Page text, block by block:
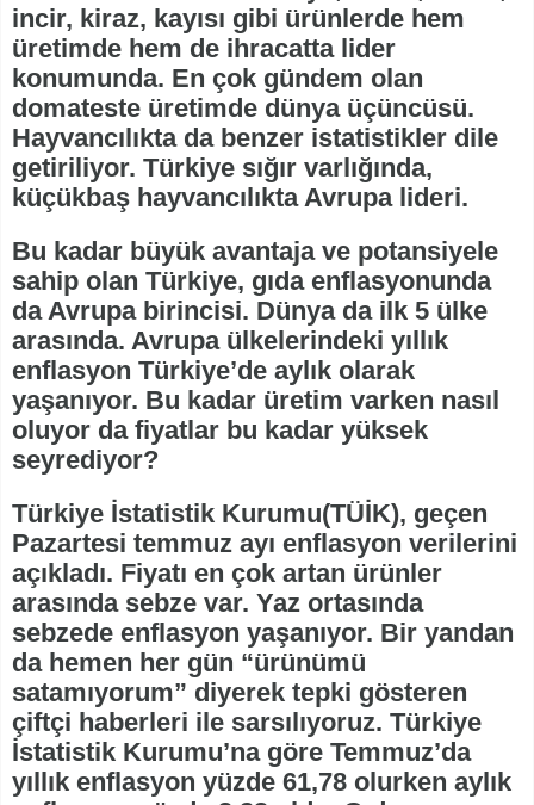
incir, kiraz, kayısı gibi ürünlerde hem
üretimde hem de ihracatta lider
konumunda. En çok gündem olan
domateste üretimde dünya üçüncüsü.
Hayvancılıkta da benzer istatistikler dile
getiriliyor. Türkiye sığır varlığında,
küçükbaş hayvancılıkta Avrupa lideri.
Bu kadar büyük avantaja ve potansiyele
sahip olan Türkiye, gıda enflasyonunda
da Avrupa birincisi. Dünya da ilk 5 ülke
arasında. Avrupa ülkelerindeki yıllık
enflasyon Türkiye’de aylık olarak
yaşanıyor. Bu kadar üretim varken nasıl
oluyor da fiyatlar bu kadar yüksek
seyrediyor?
Türkiye İstatistik Kurumu(TÜİK), geçen
Pazartesi temmuz ayı enflasyon verilerini
açıkladı. Fiyatı en çok artan ürünler
arasında sebze var. Yaz ortasında
sebzede enflasyon yaşanıyor. Bir yandan
da hemen her gün “ürünümü
satamıyorum” diyerek tepki gösteren
çiftçi haberleri ile sarsılıyoruz. Türkiye
İstatistik Kurumu’na göre Temmuz’da
yıllık enflasyon yüzde 61,78 olurken aylık